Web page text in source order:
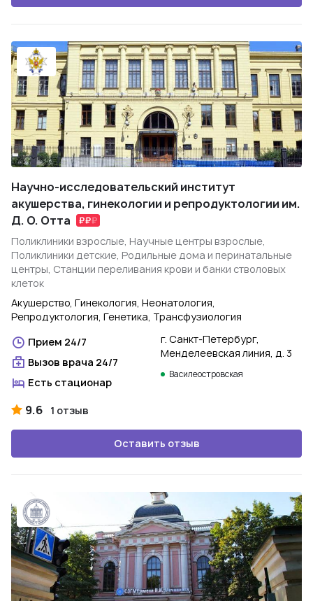
Научно-исследовательский институт
акушерства, гинекологии и репродуктологии им.
Д. О. Отта
Поликлиники взрослые, Научные центры взрослые,
Поликлиники детские, Родильные дома и перинатальные
центры, Станции переливания крови и банки стволовых
клеток
Акушерство, Гинекология, Неонатология,
Репродуктология, Генетика, Трансфузиология
Прием 24/7
Вызов врача 24/7
Есть стационар
г. Санкт-Петербург,
Менделеевская линия, д. 3
Василеостровская
9.6 1 отзыв
Оставить отзыв